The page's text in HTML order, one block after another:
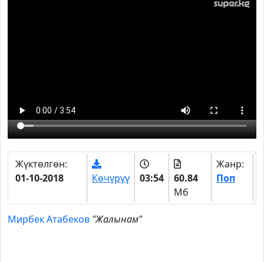
Жүктөлгөн:
01-10-2018
Көчүрүү 03:54
60.84
Мб
Жанр:
Поп
Мирбек Атабеков "Жалынам"